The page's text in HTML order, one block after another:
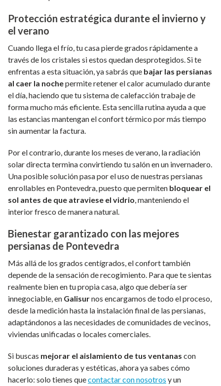
Protección estratégica durante el invierno y
el verano
Cuando llega el frío, tu casa pierde grados rápidamente a
través de los cristales si estos quedan desprotegidos. Si te
enfrentas a esta situación, ya sabrás que bajar las persianas
al caer la nochepermite retener el calor acumulado durante
el día, haciendo que tu sistema de calefacción trabaje de
forma mucho más eficiente. Esta sencilla rutina ayuda a que
las estancias mantengan el confort térmico por más tiempo
sin aumentar la factura.
Por el contrario, durante los meses de verano, la radiación
solar directa termina convirtiendo tu salón en un invernadero.
Una posible solución pasa por el uso de nuestras persianas
enrollables en Pontevedra, puesto que permiten bloquear el
sol antes de que atraviese el vidrio, manteniendo el
interior fresco de manera natural.
Bienestar garantizado con las mejores
persianas de Pontevedra
Más allá de los grados centígrados, el confort también
depende de la sensación de recogimiento. Para que te sientas
realmente bien en tu propia casa, algo que debería ser
innegociable, en Galisurnos encargamos de todo el proceso,
desde la medición hasta la instalación final de las persianas,
adaptándonos a las necesidades de comunidades de vecinos,
viviendas unificadas o locales comerciales.
Si buscas mejorar el aislamiento de tus ventanas con
soluciones duraderas y estéticas, ahora ya sabes cómo
hacerlo: solo tienes quecontactar con nosotros y un